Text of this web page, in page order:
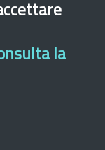
la